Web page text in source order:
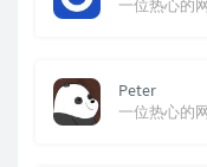
一位热心的
Peter
一位热心的